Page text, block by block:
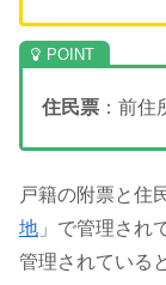
住民票 ：前
戸籍の附票と住
地 」で管理され
管理されている